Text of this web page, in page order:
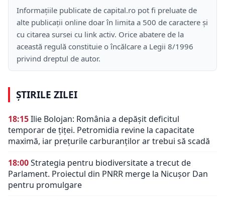
Informațiile publicate de capital.ro pot fi preluate de
alte publicații online doar în limita a 500 de caractere și
cu citarea sursei cu link activ. Orice abatere de la
această regulă constituie o încălcare a Legii 8/1996
privind dreptul de autor.
ȘTIRILE ZILEI
18:15Ilie Bolojan: România a depășit deficitul
temporar de țiței. Petromidia revine la capacitate
maximă, iar prețurile carburanților ar trebui să scadă
18:00Strategia pentru biodiversitate a trecut de
Parlament. Proiectul din PNRR merge la Nicușor Dan
pentru promulgare